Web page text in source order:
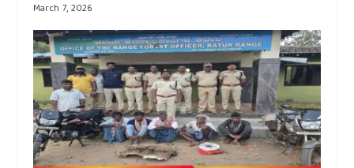
March 7, 2026